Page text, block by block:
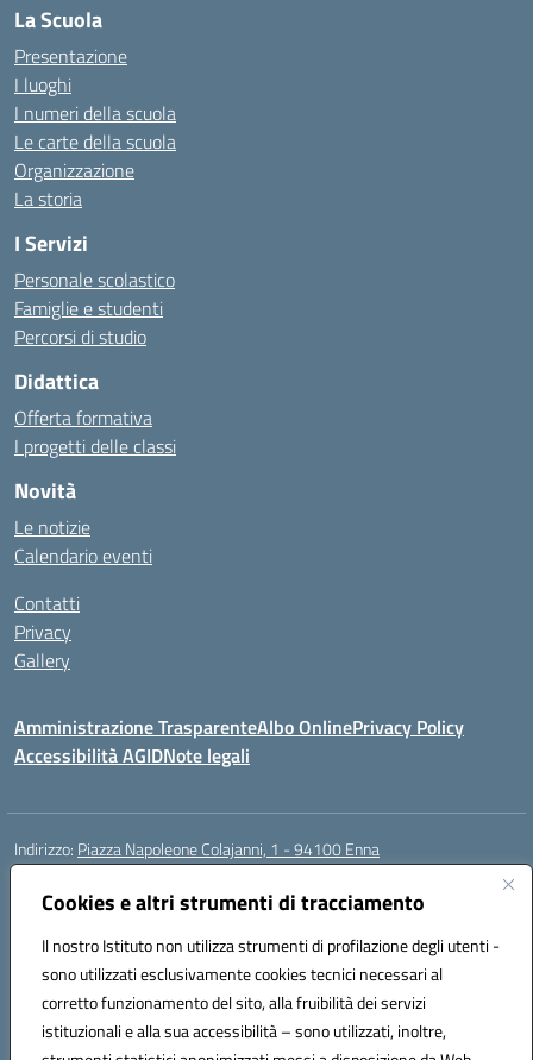
Cookies e altri strumenti di tracciamento
Il nostro Istituto non utilizza strumenti di profilazione degli utenti -
sono utilizzati esclusivamente cookies tecnici necessari al
corretto funzionamento del sito, alla fruibilità dei servizi
istituzionali e alla sua accessibilità – sono utilizzati, inoltre,
La Scuola
Presentazione
I luoghi
I numeri della scuola
Le carte della scuola
Organizzazione
La storia
I Servizi
Personale scolastico
Famiglie e studenti
Percorsi di studio
Didattica
Offerta formativa
I progetti delle classi
Novità
Le notizie
Calendario eventi
Contatti
Privacy
Gallery
Amministrazione TrasparenteAlbo OnlinePrivacy Policy
Accessibilità AGIDNote legali
Indirizzo: Piazza Napoleone Colajanni, 1 - 94100 Enna
Centralino:
Posta elettronica certificata (PEC):enic81500a@pec.istruzione.it
Codice fiscale: 91049500860
Codice meccanografico:enic81500a
Codice Indice delle Pubbliche Amministrazioni (IPA): istsc_enic81500a
Codice unico di fatturazione (CUF): UFIB1Z